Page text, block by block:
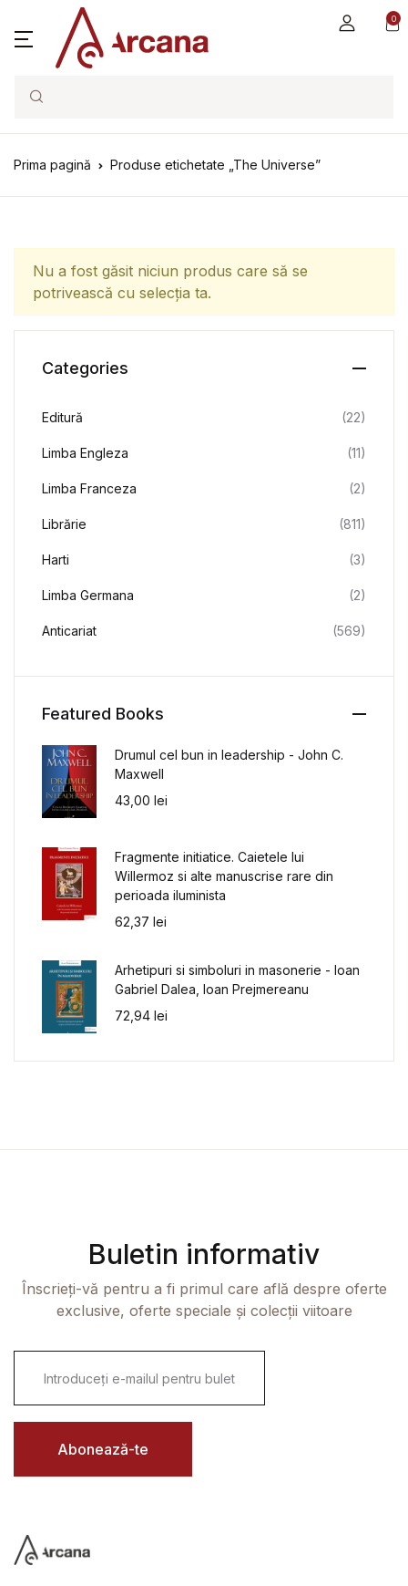
0
Search
Prima pagină Produse etichetate „The Universe”
Nu a fost găsit niciun produs care să se
potrivească cu selecția ta.
Categories
Editură (22)
Limba Engleza (11)
Limba Franceza (2)
Librărie (811)
Harti (3)
Limba Germana (2)
Anticariat (569)
Featured Books
Drumul cel bun in leadership - John C.
Maxwell
43,00 lei
Fragmente initiatice. Caietele lui
Willermoz si alte manuscrise rare din
perioada iluminista
62,37 lei
Arhetipuri si simboluri in masonerie - Ioan
Gabriel Dalea, Ioan Prejmereanu
72,94 lei
Buletin informativ
Înscrieți-vă pentru a fi primul care află despre oferte
exclusive, oferte speciale și colecții viitoare
i
l
Abonează-te